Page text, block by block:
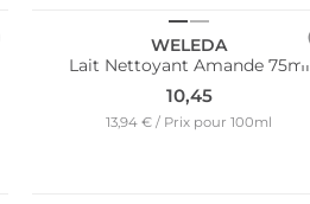
WELEDA
Lait Nettoyant Amande 75ml
10,45
13,94 € / Prix pour 100ml